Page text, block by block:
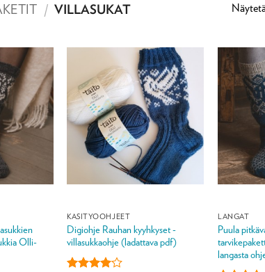
/ VILLASUKAT
Olli-
KÄSITYÖOHJEET
Digiohje Rauhan kyyhkyset -
villasukkaohje (ladattava pdf)
LANGAT
Puula
langasta